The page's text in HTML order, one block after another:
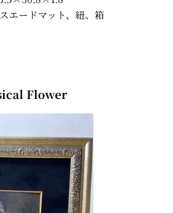
エードマット、紐、箱
Flower